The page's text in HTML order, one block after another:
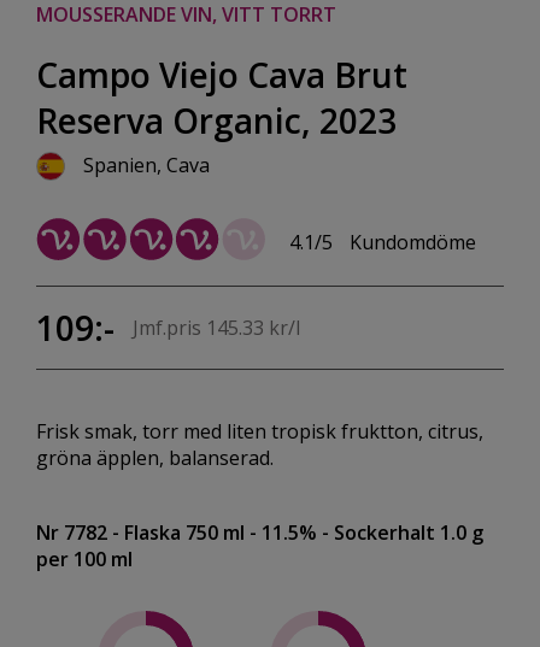
MOUSSERANDE VIN, VITT TORRT
Campo Viejo Cava Brut
Reserva Organic, 2023
Spanien, Cava
4.1/5 Kundomdöme
109:- Jmf.pris 145.33 kr/l
Frisk smak, torr med liten tropisk fruktton, citrus,
gröna äpplen, balanserad.
Nr 7782 - Flaska 750 ml - 11.5% - Sockerhalt 1.0 g
per 100 ml